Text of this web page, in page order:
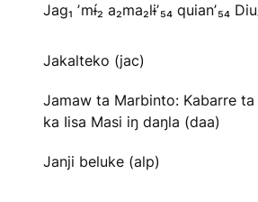
Jag₁ ʼmɨ́₂ a₂ma₂lɨʼ₅₄ quianʼ₅₄
Jakalteko (jac)
Jamaw ta Marbinto: Kabarre
ka Iisa Masi iŋ daŋla (daa)
Janji beluke (alp)